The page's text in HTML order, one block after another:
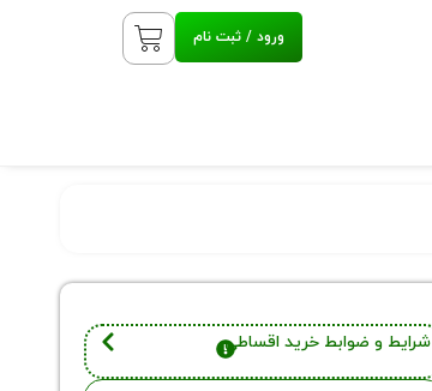
ورود / ثبت نام
شرایط و ضوابط خرید اقساطی